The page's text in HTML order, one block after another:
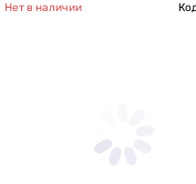
Нет в наличии